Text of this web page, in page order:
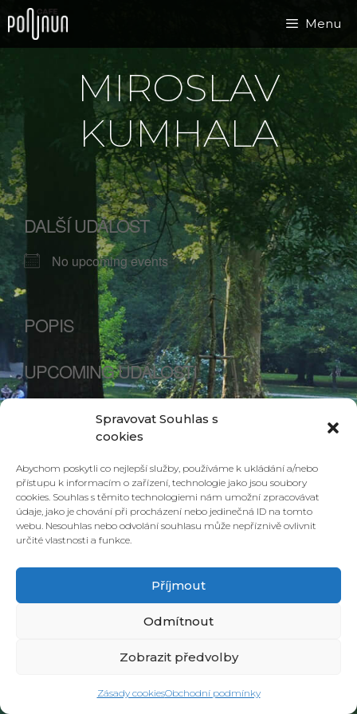
Spravovat Souhlas s
cookies
Abychom poskytli co nejlepší služby, používáme k ukládání a/nebo
přístupu k informacím o zařízení, technologie jako jsou soubory
cookies. Souhlas s těmito technologiemi nám umožní zpracovávat
údaje, jako je chování při procházení nebo jedinečná ID na tomto
webu. Nesouhlas nebo odvolání souhlasu může nepříznivě ovlivnit
určité vlastnosti a funkce.
Příjmout
Odmítnout
Zobrazit předvolby
Zásady cookiesObchodní podmínky
Přeskočit
na
obsah
Menu
MIROSLAV
KUMHALA
DALŠÍ UDÁLOST
No upcoming events
POPIS
UPCOMING UDÁLOSTI
© 2026 PONAVA CAFÉ & RESTAURANT |ZÁSADY COOKIES